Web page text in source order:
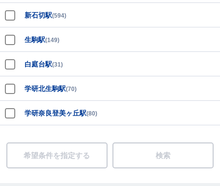
新石切駅(594)
生駒駅(149)
白庭台駅(31)
学研北生駒駅(70)
学研奈良登美ヶ丘駅(80)
希望条件を指定する 検索